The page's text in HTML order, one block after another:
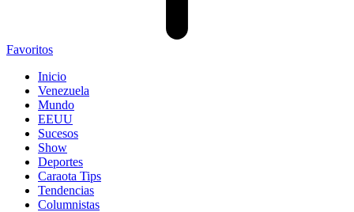
Favoritos
Inicio
Venezuela
Mundo
EEUU
Sucesos
Show
Deportes
Caraota Tips
Tendencias
Columnistas